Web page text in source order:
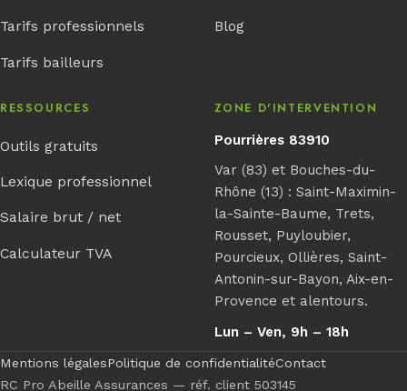
Tarifs professionnels
Tarifs bailleurs
Blog
RESSOURCES
Outils gratuits
Lexique professionnel
Salaire brut / net
Calculateur TVA
ZONE D'INTERVENTION
Pourrières 83910
Var (83) et Bouches-du-
Rhône (13) : Saint-Maximin-
la-Sainte-Baume, Trets,
Rousset, Puyloubier,
Pourcieux, Ollières, Saint-
Antonin-sur-Bayon, Aix-en-
Provence et alentours.
Lun – Ven, 9h – 18h
Mentions légalesPolitique de confidentialitéContact
RC Pro Abeille Assurances — réf. client 503145